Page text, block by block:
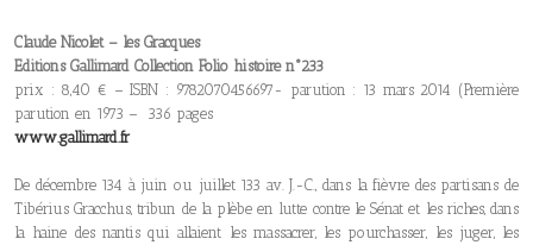
Claude Nicolet – les Gracques
Editions Gallimard Collection Folio histoire n°233
prix : 8,40 € – ISBN : 9782070456697- parution : 13 mars 2014 (Première
parution en 1973 – 336 pages
www.gallimard.fr
De décembre 134 à juin ou juillet 133 av. J.-C., dans la fièvre des partisans de
Tibérius Gracchus, tribun de la plèbe en lutte contre le Sénat et les riches, dans
la haine des nantis qui allaient les massacrer, les pourchasser, les juger, les